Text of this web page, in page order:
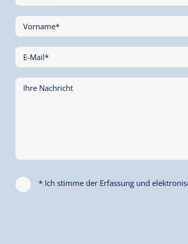
Vorname*
E-Mail*
Ihre Nachricht
* Ich stimme der Erfassung und